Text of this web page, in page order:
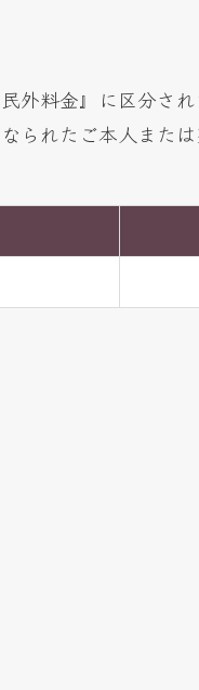
外料金』に区分され
られたご本人また